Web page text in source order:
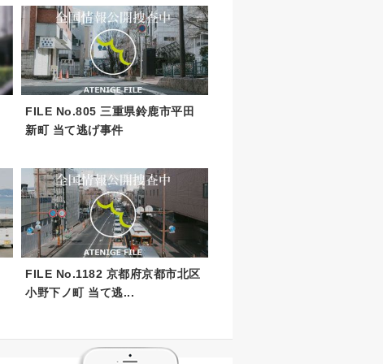
FILE No.805 三重県鈴鹿市平田
新町 当て逃げ事件
FILE No.1182 京都府京都市北区
小野下ノ町 当て逃...